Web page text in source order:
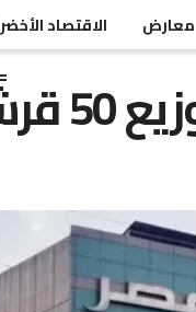
معارض الاقتصاد الأخضر